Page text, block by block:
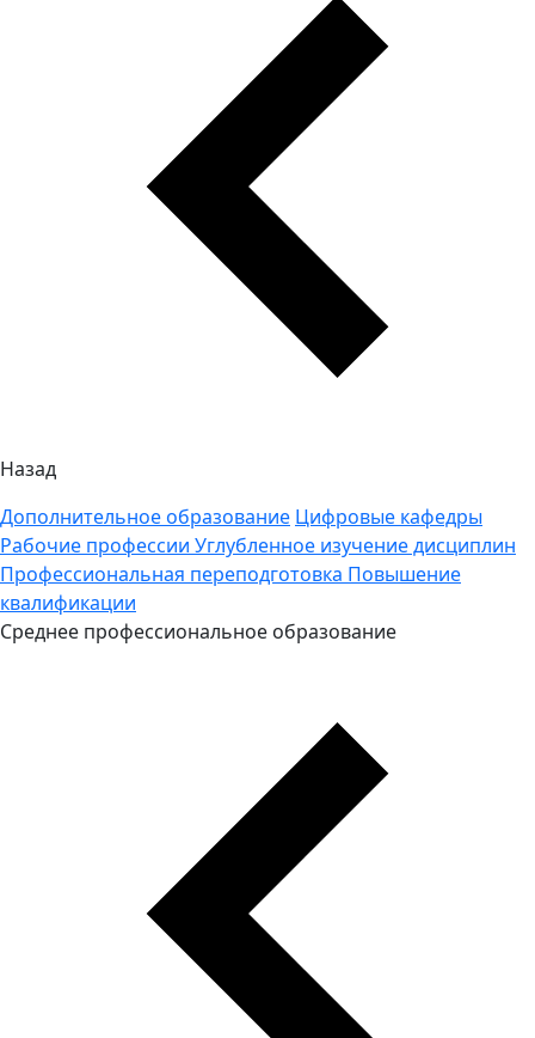
Назад
Дополнительное образование Цифровые кафедры
Рабочие профессии Углубленное изучение дисциплин
Профессиональная переподготовка Повышение
квалификации
Среднее профессиональное образование